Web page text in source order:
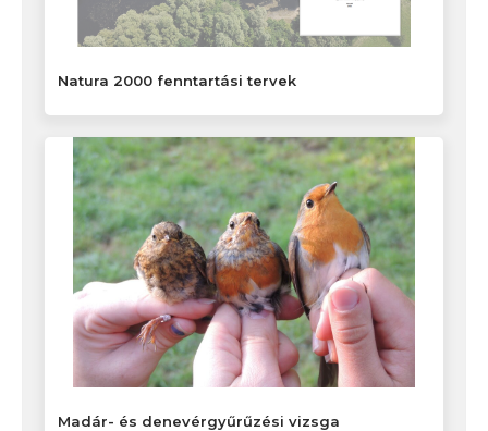
Natura 2000 fenntartási tervek
Madár- és denevérgyűrűzési vizsga